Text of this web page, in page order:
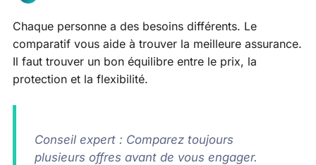
Chaque personne a des besoins différents. Le
comparatif vous aide à trouver la meilleure assurance.
Il faut trouver un bon équilibre entre le prix, la
protection et la flexibilité.
Conseil expert : Comparez toujours
plusieurs offres avant de vous engager.